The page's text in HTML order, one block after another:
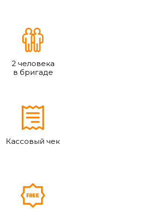
2 человека
в бригаде
Кассовый чек